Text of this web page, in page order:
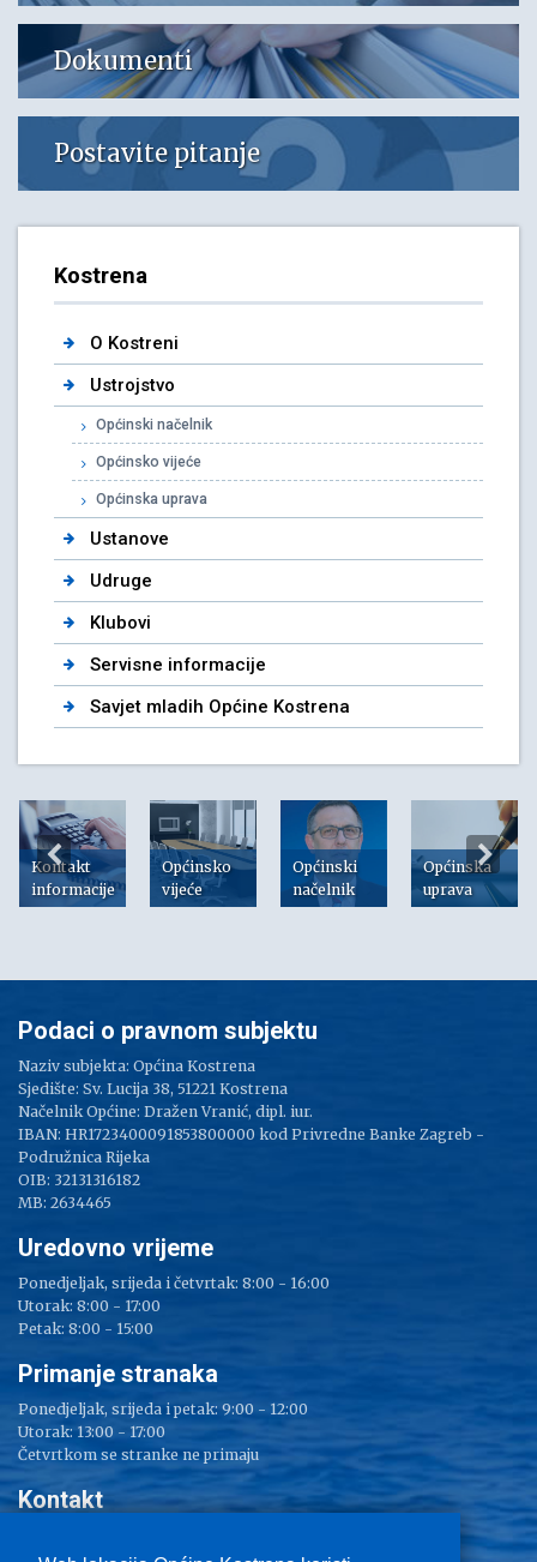
Dokumenti
Postavite pitanje
Kostrena
O Kostreni
Ustrojstvo
Općinski načelnik
Općinsko vijeće
Općinska uprava
Ustanove
Udruge
Klubovi
Servisne informacije
Savjet mladih Općine Kostrena
Kontakt
informacije
Općinsko
vijeće
Općinski
načelnik
Općinska
uprava
Podaci o pravnom subjektu
Naziv subjekta: Općina Kostrena
Sjedište: Sv. Lucija 38, 51221 Kostrena
Načelnik Općine: Dražen Vranić, dipl. iur.
IBAN: HR1723400091853800000 kod Privredne Banke Zagreb -
Podružnica Rijeka
OIB: 32131316182
MB: 2634465
Uredovno vrijeme
Ponedjeljak, srijeda i četvrtak: 8:00 - 16:00
Utorak: 8:00 - 17:00
Petak: 8:00 - 15:00
Primanje stranaka
Ponedjeljak, srijeda i petak: 9:00 - 12:00
Utorak: 13:00 - 17:00
Četvrtkom se stranke ne primaju
Kontakt
Tel: 051/ 209 000